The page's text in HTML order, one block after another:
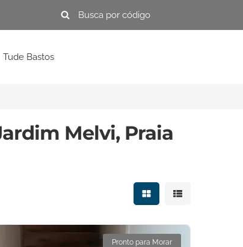
Tude Bastos
Melvi, Praia
Mostrar resultados
Mostrar
Pronto para Morar